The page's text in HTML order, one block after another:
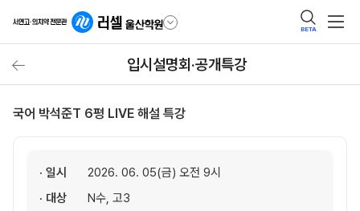
BETA
입시설명회·공개특강
국어 박석준T 6평 LIVE 해설 특강
· 일시
2026. 06. 05(금) 오전 9시
· 대상
N수, 고3